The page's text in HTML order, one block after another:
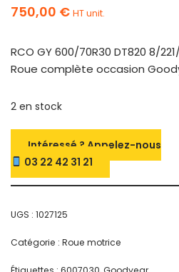
750,00 € HT unit.
RCO GY 600/70R30 DT820 8/
Roue complète occasion
2 en stock
Intéressé ? Appelez-nous
03 22 42 31 21
UGS : 1027125
Catégorie : Roue motrice